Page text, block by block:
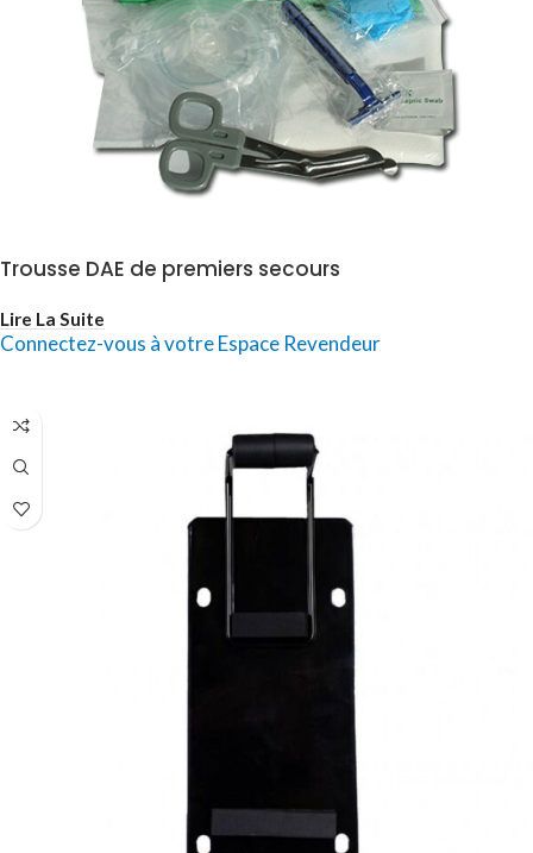
Trousse DAE de premiers secours
Lire La Suite
Connectez-vous à votre Espace Revendeur